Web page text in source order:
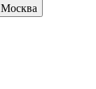
Москва